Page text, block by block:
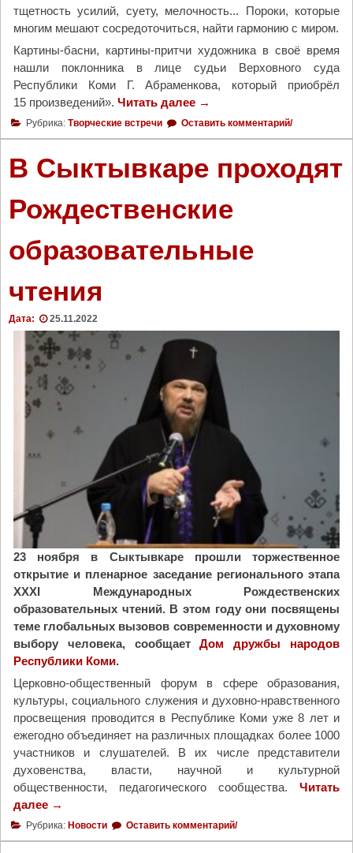
тщетность усилий, суету, мелочность... Пороки, которые
многим мешают сосредоточиться, найти гармонию с миром.
Картины-басни, картины-притчи художника в своё время
нашли поклонника в лице судьи Верховного суда
Республики Коми Г. Абраменкова, который приобрёл
15 произведений». Читать далее "
Т
о
ь
о
о
о
т
а
ж
е
н
к
а
е
и
з
т
→
Рубрика: Творческие встречи Оставить комментарий/
В Сыктывкаре проходят
Рождественские
образовательные
чтения
Дата: 25.11.2022
23 ноября в Сыктывкаре прошли торжественное
открытие и пленарное заседание регионального этапа
XXXI Международных Рождественских
образовательных чтений. В этом году они посвящены
теме глобальных вызовов современности и духовному
выбору человека, сообщаетДом дружбы народов
Республики Коми.
Церковно-общественный форум в сфере образования,
культуры, социального служения и духовно-нравственного
просвещения проводится в Республике Коми уже 8 лет и
ежегодно объединяет на различных площадках более 1000
участников и слушателей. В их числе представители
духовенства, власти, научной и культурной
общественности, педагогического сообщества. Читать
далее "
В
С
→
Рубрика: Новости Оставить комментарий/